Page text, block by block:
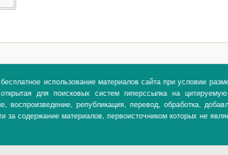
использование материалов сайта при условии
для поисковых систем гиперссылка на
воспроизведение, републикация, перевод, обработка,
за содержание материалов, первоисточником которых не